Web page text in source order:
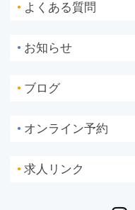
● よくある質問
● お知らせ
● ブログ
● オンライン予約
● 求人リンク